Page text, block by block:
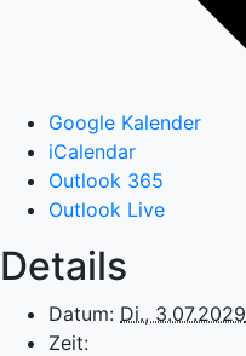
Google Kalender
iCalendar
Outlook 365
Outlook Live
Details
Datum: Di., 3.07.2029
Zeit: